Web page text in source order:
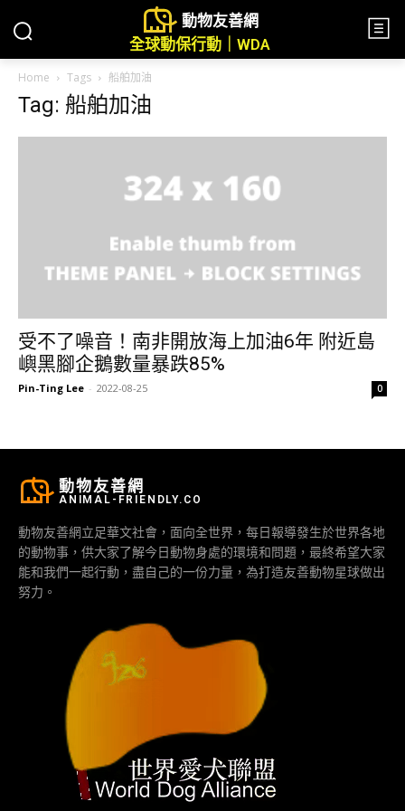
動物友善網
全球動保行動｜WDA
Home Tags 船舶加油
Tag: 船舶加油
受不了噪音！南非開放海上加油6年 附近島
嶼黑腳企鵝數量暴跌85%
Pin-Ting Lee - 2022-08-25 0
動物友善網
ANIMAL-FRIENDLY.CO
動物友善網立足華文社會，面向全世界，每日報導發生於世界各地
的動物事，供大家了解今日動物身處的環境和問題，最終希望大家
能和我們一起行動，盡自己的一份力量，為打造友善動物星球做出
努力。